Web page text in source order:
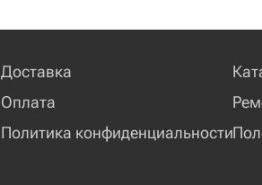
Доставка
Оплата
Политика конфиденциальности